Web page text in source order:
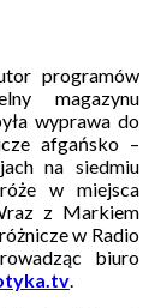
programów
magazynu
wyprawa do
afgańsko –
na siedmiu
w miejsca
z Markiem
w Radio
biuro
.